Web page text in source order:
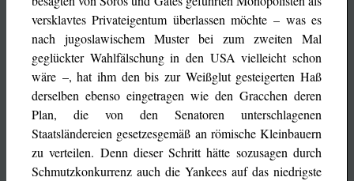
versklavtes Privateigentum überlassen möchte – was es
nach jugoslawischem Muster bei zum zweiten Mal
geglückter Wahlfälschung in den USA vielleicht schon
wäre –, hat ihm den bis zur Weißglut gesteigerten Haß
derselben ebenso eingetragen wie den Gracchen deren
Plan, die von den Senatoren unterschlagenen
Staatsländereien gesetzesgemäß an römische Kleinbauern
zu verteilen. Denn dieser Schritt hätte sozusagen durch
Schmutzkonkurrenz auch die Yankees auf das niedrigste